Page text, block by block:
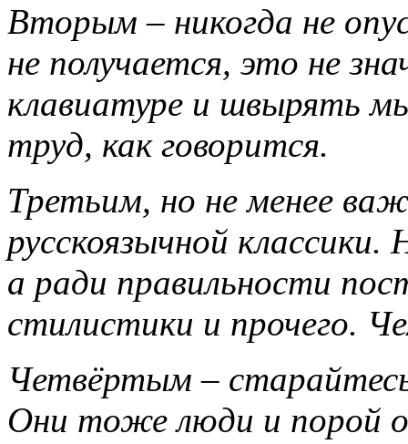
Вторым – никогда не
не получается, это не
клавиатуре и швырять
труд, как говорится.
Третьим, но не менее
русскоязычной
а ради правильности
стилистики и прочего.
Четвёртым –
Они тоже люди и порой